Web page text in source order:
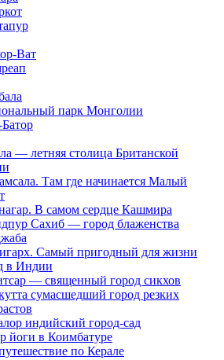
Ват
парк Монголии
— летняя столица Британской
Там где начинается Малый
В самом сердце Кашмира
Сахиб — город блаженства
Самый пригодный для жизни
в Индии
— священный город сикхов
сумасшедший город резких
индийский город-сад
йоги в Коимбатуре
по Керале